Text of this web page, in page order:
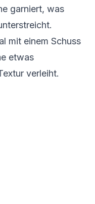
garniert, was
mit einem Schuss
etwas
verleiht.